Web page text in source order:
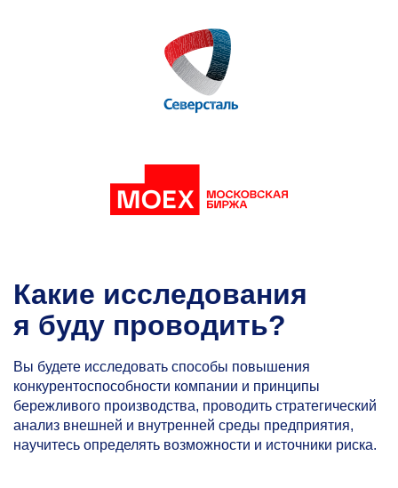
Какие исследования
я буду проводить?
Вы будете исследовать способы повышения
конкурентоспособности компании и принципы
бережливого производства, проводить стратегический
анализ внешней и внутренней среды предприятия,
научитесь определять возможности и источники риска.